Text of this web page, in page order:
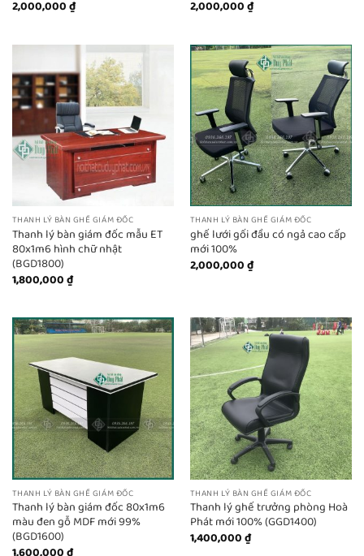
2,000,000₫
2,000,000₫
THANH LÝ BÀN GHẾ GIÁM ĐỐC
Thanh lý bàn giám đốc mẫu ET
80x1m6 hình chữ nhật
(BGD1800)
1,800,000₫
THANH LÝ BÀN GHẾ GIÁM ĐỐC
ghế lưới gối đầu có ngả cao cấp
mới 100%
2,000,000₫
THANH LÝ BÀN GHẾ GIÁM ĐỐC
Thanh lý bàn giám đốc 80x1m6
màu đen gỗ MDF mới 99%
(BGD1600)
THANH LÝ BÀN GHẾ GIÁM ĐỐC
Thanh lý ghế trưởng phòng Hoà
Phát mới 100% (GGD1400)
1,400,000₫